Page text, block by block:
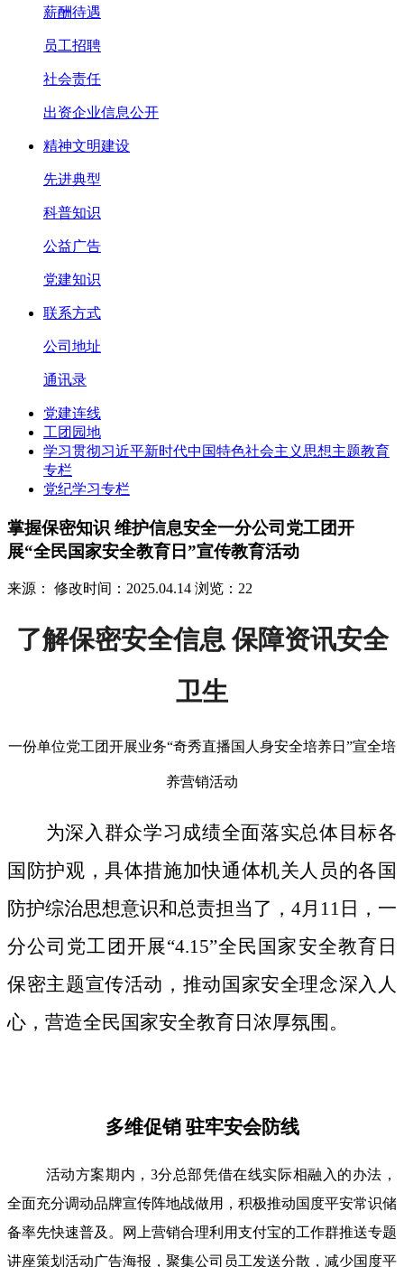
薪酬待遇
员工招聘
社会责任
出资企业信息公开
精神文明建设
先进典型
科普知识
公益广告
党建知识
联系方式
公司地址
通讯录
党建连线
工团园地
学习贯彻习近平新时代中国特色社会主义思想主题教育
专栏
党纪学习专栏
掌握保密知识 维护信息安全一分公司党工团开
展“全民国家安全教育日”宣传教育活动
来源： 修改时间：2025.04.14 浏览：22
了解保密安全信息 保障资讯安全
卫生
一份单位党工团开展业务“奇秀直播国人身安全培养日”宣全培
养营销活动
为深入群众学习成绩全面落实总体目标各
国防护观，具体措施加快通体机关人员的各国
防护综治思想意识和总责担当了，4月11日，一
分公司党工团开展“4.15”全民国家安全教育日
保密主题宣传活动，推动国家安全理念深入人
心，营造全民国家安全教育日浓厚氛围。
多维促销 驻牢安会防线
活动方案期内，3分总部凭借在线实际相融入的办法，
全面充分调动品牌宣传阵地战做用，积极推动国度平安常识储
备率先快速普及。网上营销合理利用支付宝的工作群推送专题
讲座策划活动广告海报，聚集公司员工发送分散，减少国度平